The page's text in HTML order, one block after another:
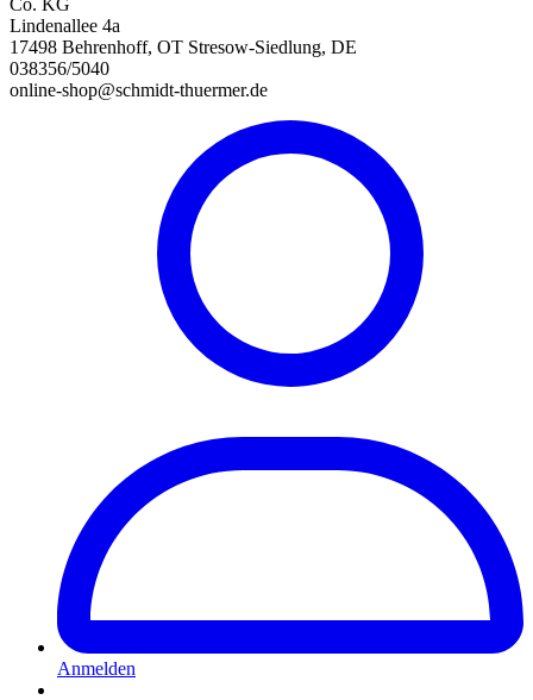
Co. KG
Lindenallee 4a
17498 Behrenhoff, OT Stresow-Siedlung, DE
038356/5040
online-shop@schmidt-thuermer.de
Anmelden